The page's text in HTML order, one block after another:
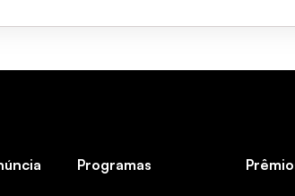
Programas